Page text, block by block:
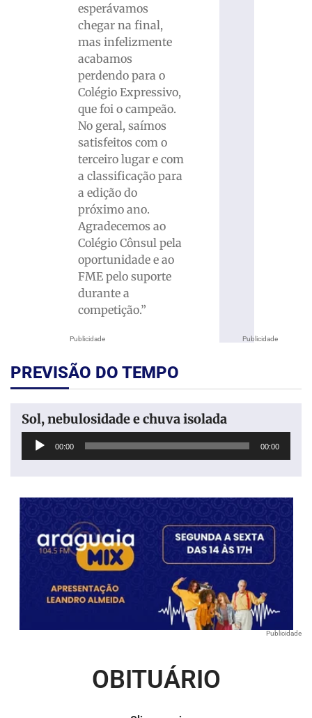
Publicidade
esperávamos
chegar na final,
mas infelizmente
acabamos
perdendo para o
Colégio Expressivo,
que foi o campeão.
No geral, saímos
satisfeitos com o
terceiro lugar e com
a classificação para
a edição do
próximo ano.
Agradecemos ao
Colégio Cônsul pela
oportunidade e ao
FME pelo suporte
durante a
competição.”
Publicidade
PREVISÃO DO TEMPO
Sol, nebulosidade e chuva isolada
Tocador
00:00 00:00
Publicidade
OBITUÁRIO